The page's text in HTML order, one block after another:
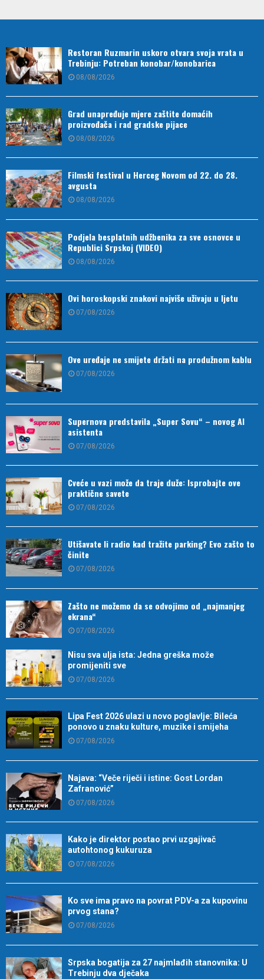
Restoran Ruzmarin uskoro otvara svoja vrata u
Trebinju: Potreban konobar/konobarica
08/08/2026
Grad unapređuje mjere zaštite domaćih
proizvođača i rad gradske pijace
08/08/2026
Filmski festival u Herceg Novom od 22. do 28.
avgusta
08/08/2026
Podjela besplatnih udžbenika za sve osnovce u
Republici Srpskoj (VIDEO)
08/08/2026
Ovi horoskopski znakovi najviše uživaju u ljetu
07/08/2026
Ove uređaje ne smijete držati na produžnom kablu
07/08/2026
Supernova predstavila „Super Sovu“ – novog AI
asistenta
07/08/2026
Cveće u vazi može da traje duže: Isprobajte ove
praktične savete
07/08/2026
Utišavate li radio kad tražite parking? Evo zašto to
činite
07/08/2026
Zašto ne možemo da se odvojimo od „najmanjeg
ekrana“
07/08/2026
Nisu sva ulja ista: Jedna greška može
promijeniti sve
07/08/2026
Lipa Fest 2026 ulazi u novo poglavlje: Bileća
ponovo u znaku kulture, muzike i smijeha
07/08/2026
Najava: “Veče riječi i istine: Gost Lordan
Zafranović”
07/08/2026
Kako je direktor postao prvi uzgajivač
autohtonog kukuruza
07/08/2026
Ko sve ima pravo na povrat PDV-a za kupovinu
prvog stana?
07/08/2026
Srpska bogatija za 27 najmlađih stanovnika: U
Trebinju dva dječaka